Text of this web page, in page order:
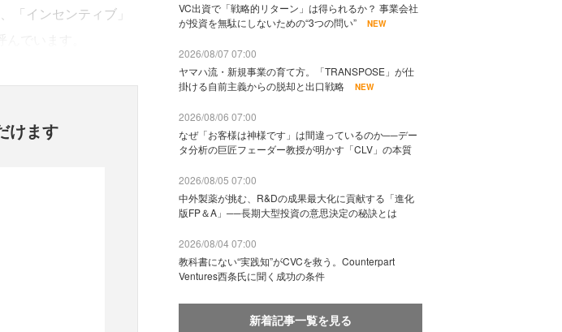
「インセンティブ」
けます
VC出資で「戦略的リターン」は得られるか？ 事業会社
が投資を無駄にしないための“3つの問い”
NEW
2026/08/07 07:00
ヤマハ流・新規事業の育て方。「TRANSPOSE」が仕
掛ける自前主義からの脱却と出口戦略
NEW
2026/08/06 07:00
なぜ「お客様は神様です」は間違っているのか──デー
タ分析の巨匠フェーダー教授が明かす「CLV」の本質
2026/08/05 07:00
中外製薬が挑む、R&Dの成果最大化に貢献する「進化
版FP＆A」──長期大型投資の意思決定の秘訣とは
2026/08/04 07:00
教科書にない“実践知”がCVCを救う。Counterpart
Ventures西条氏に聞く成功の条件
新着記事一覧を見る